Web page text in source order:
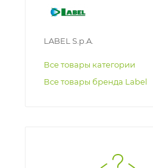
LABEL S.p.A.
Все товары категории
Все товары бренда Label